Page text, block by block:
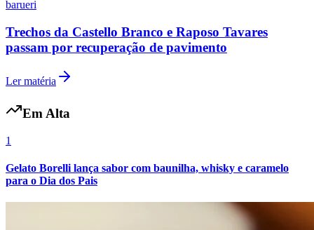
barueri
Trechos da Castello Branco e Raposo Tavares
passam por recuperação de pavimento
Ler matéria
Em Alta
1
Gelato Borelli lança sabor com baunilha, whisky e caramelo
para o Dia dos Pais